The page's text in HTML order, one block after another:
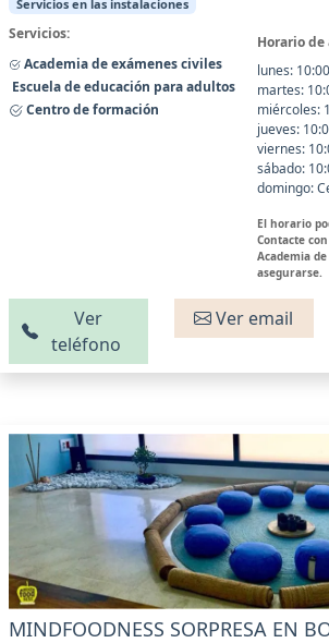
Servicios en las instalaciones
Servicios:
Academia de exámenes civiles
Escuela de educación para adultos
Centro de formación
Horario
lunes:
martes:
miércoles:
jueves:
viernes:
sábado:
domingo:
El horario
Contacte
Academia
asegurarse.
Ver
teléfono
Ver email
MINDFOODNESS SORPRESA EN